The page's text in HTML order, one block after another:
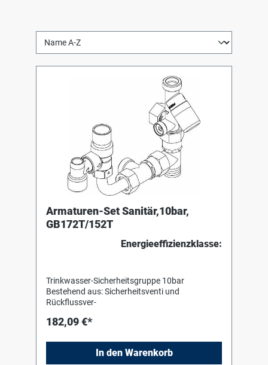
Armaturen-Set Sanitär,10bar,
GB172T/152T
Energieeffizienzklasse:
Trinkwasser-Sicherheitsgruppe 10bar
Bestehend aus: Sicherheitsventi und
Rückflussver-
182,09 €*
In den Warenkorb